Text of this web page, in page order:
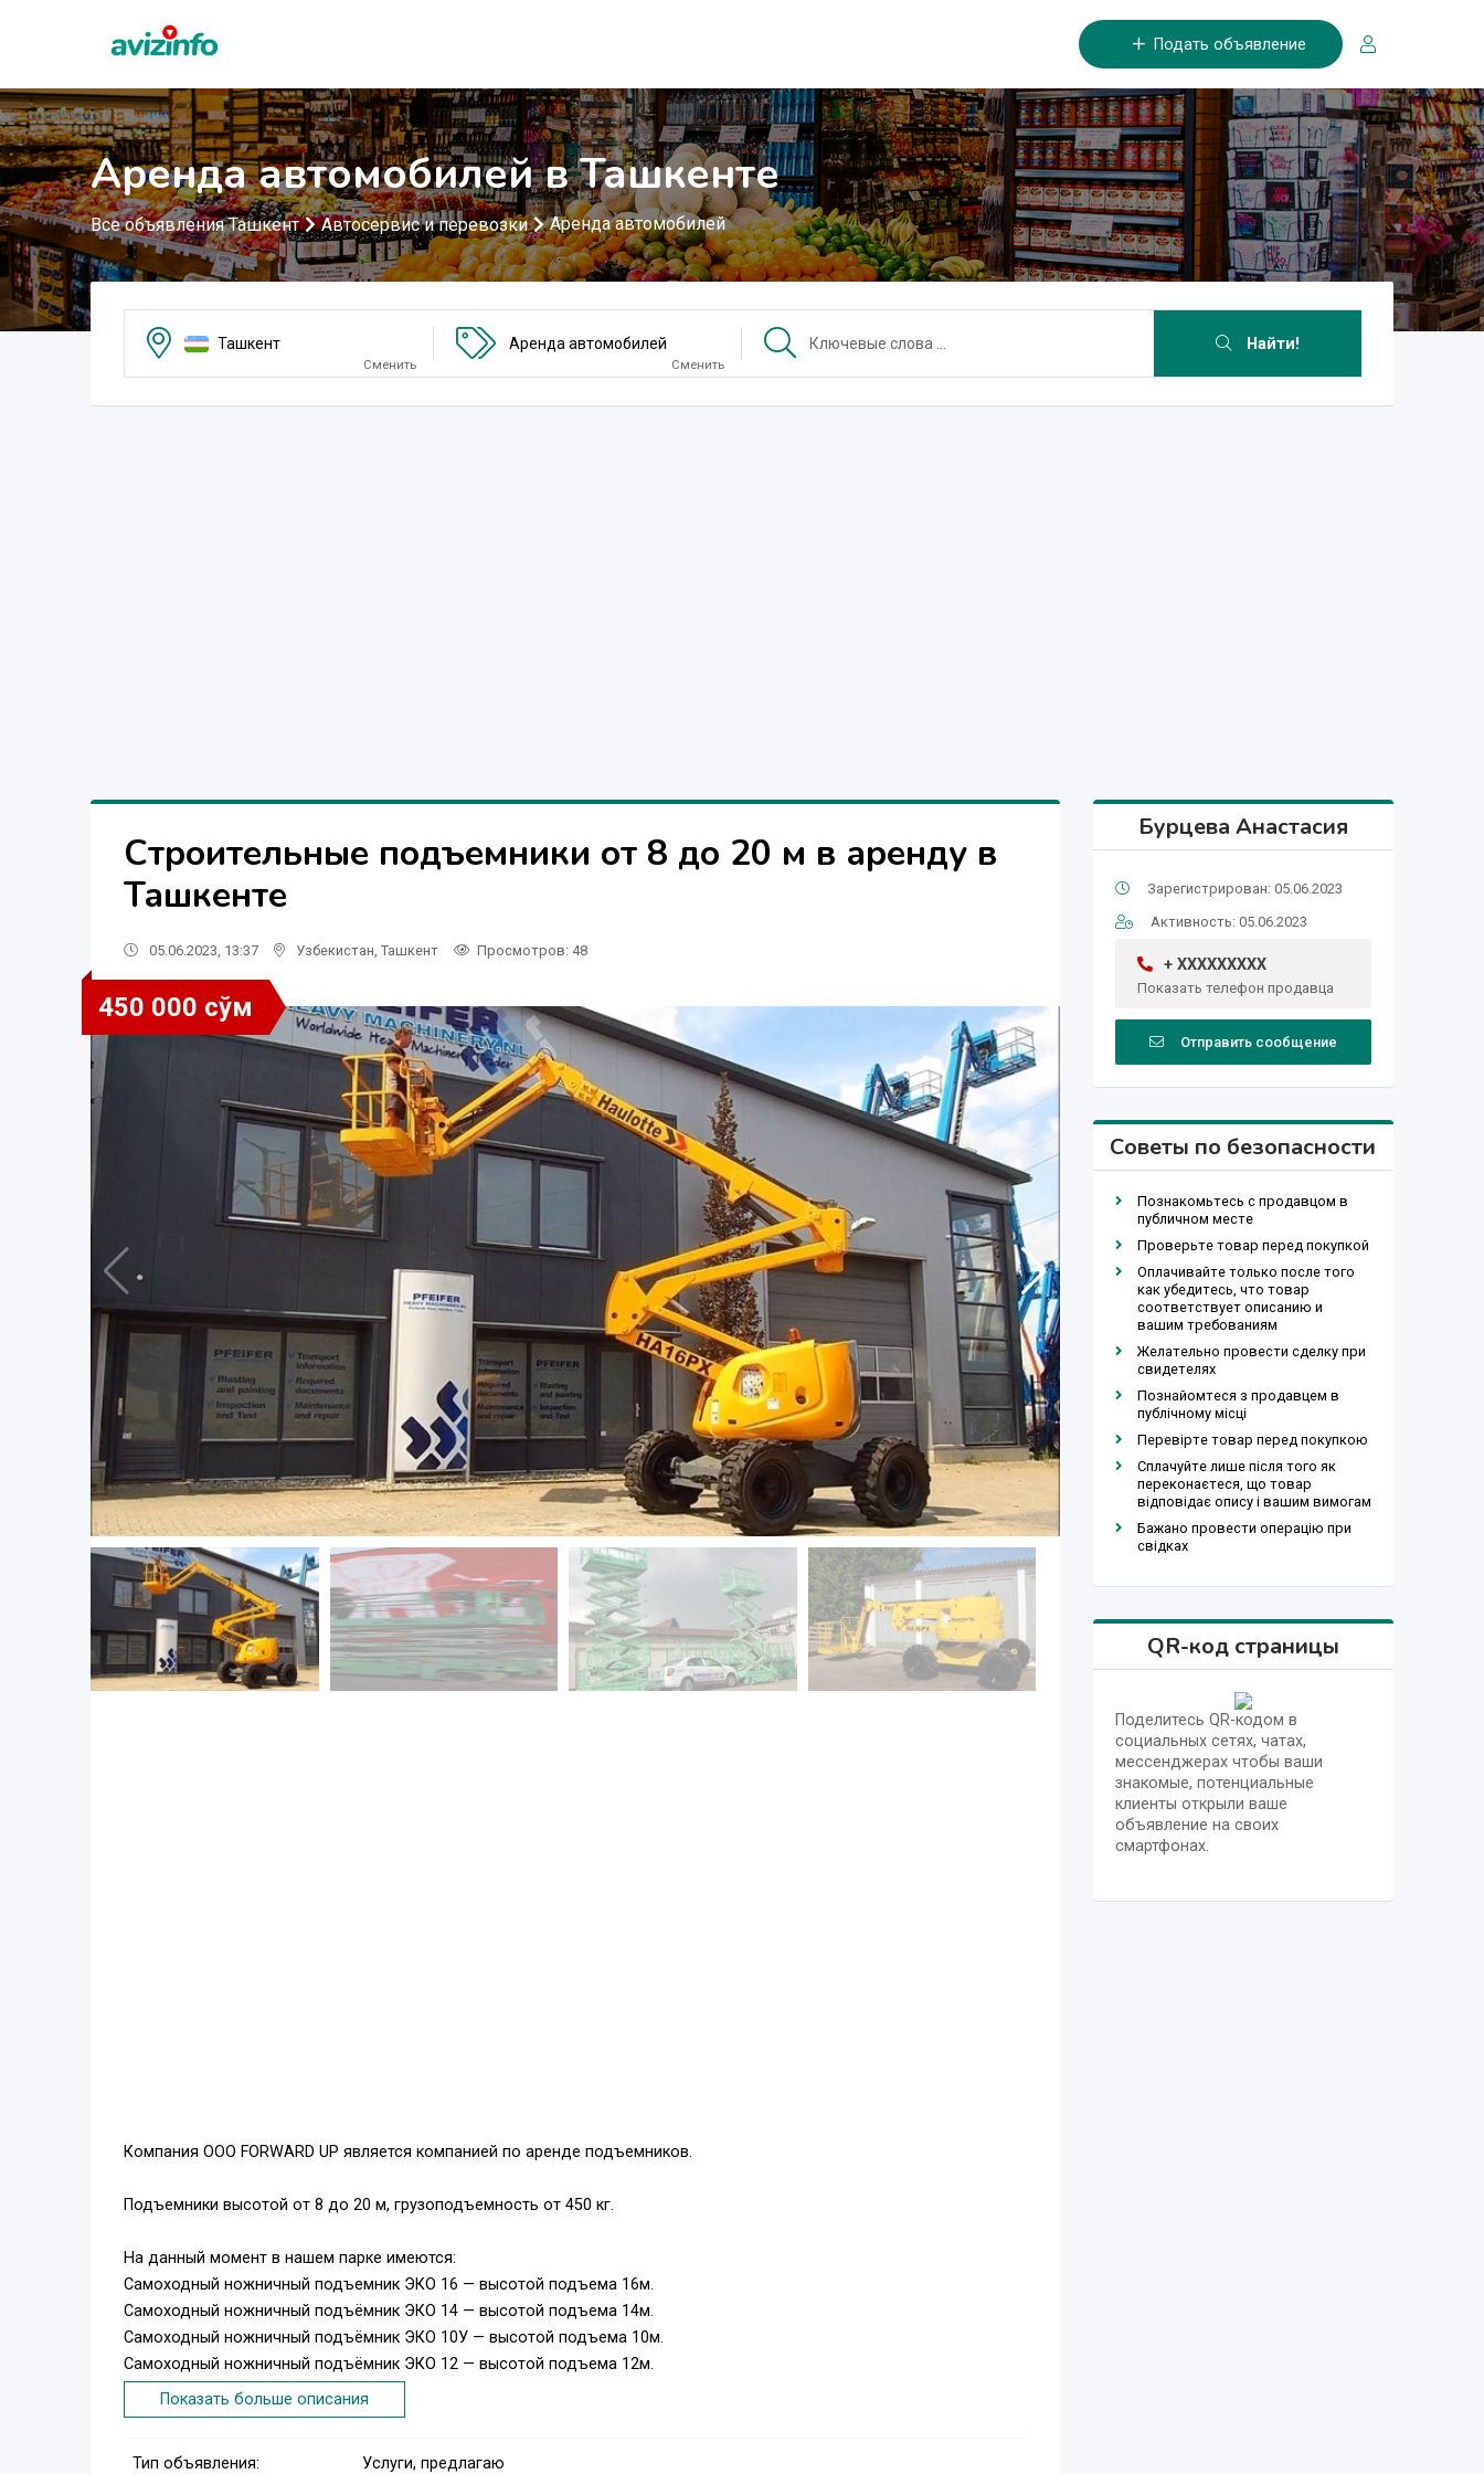
Подать объявление
Аренда автомобилей в Ташкенте
Все объявления Ташкент Автосервис и перевозки Аренда автомобилей
Ташкент
Сменить
Аренда автомобилей
Сменить
Найти!
Строительные подъемники от 8 до 20 м в аренду в
Ташкенте
05.06.2023, 13:37 Узбекистан Ташкент Просмотров: 48
450 000 сўм
Компания OOO FORWARD UP является компанией по аренде подъемников.
Подъемники высотой от 8 до 20 м, грузоподъемность от 450 кг.
На данный момент в нашем парке имеются:
Самоходный ножничный подъемник ЭКО 16 — высотой подъема 16м.
Самоходный ножничный подъёмник ЭКО 14 — высотой подъема 14м.
Самоходный ножничный подъёмник ЭКО 10У — высотой подъема 10м.
Самоходный ножничный подъёмник ЭКО 12 — высотой подъема 12м.
Самоходный ножничный подъёмник ЭКО 8У — высотой подъема 8м.
Дизельный коленчатый подъемник Haulotte PX 16 - высотой подъема 16м.
Показать больше описания
Тип объявления:
Услуги, предлагаю
Бурцева Анастасия
Зарегистрирован: 05.06.2023
Активность: 05.06.2023
+ XXXXXXXXX
Показать телефон продавца
Отправить сообщение
Советы по безопасности
Познакомьтесь с продавцом в
публичном месте
Проверьте товар перед покупкой
Оплачивайте только после того
как убедитесь, что товар
соответствует описанию и
вашим требованиям
Желательно провести сделку при
свидетелях
Познайомтеся з продавцем в
публічному місці
Перевірте товар перед покупкою
Сплачуйте лише після того як
переконаєтеся, що товар
відповідає опису і вашим вимогам
Бажано провести операцію при
свідках
QR-код страницы
Поделитесь QR-кодом в
социальных сетях, чатах,
мессенджерах чтобы ваши
знакомые, потенциальные
клиенты открыли ваше
объявление на своих
смартфонах.